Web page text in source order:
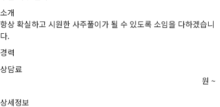
소개
항상 확실하고 시원한 사주풀이가 될 수 있도록 소임을 다하겠습니
다.
경력
상담료
원 ~
상세정보